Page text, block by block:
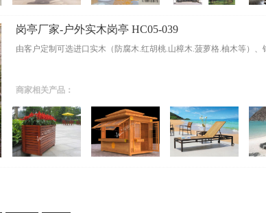
岗亭厂家-户外实木岗亭 HC05-039
由客户定制可选进口实木（防腐木.红胡桃.山樟木.菠萝格.柚木等）
商家相关产品：